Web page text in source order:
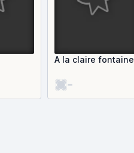
A la claire fontaine
-